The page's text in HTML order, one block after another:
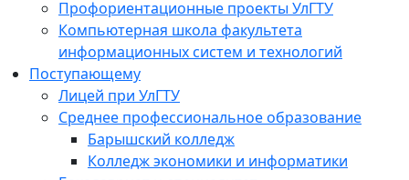
Профориентационные проекты УлГТУ
Компьютерная школа факультета
информационных систем и технологий
Поступающему
Лицей при УлГТУ
Среднее профессиональное образование
Барышский колледж
Колледж экономики и информатики